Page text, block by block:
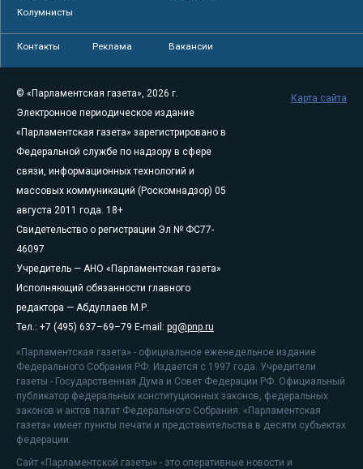
Колумнисты
Контакты Реклама Вакансии
© «Парламентская газета», 2026 г.
Электронное периодическое издание
«Парламентская газета» зарегистрировано в
Федеральной службе по надзору в сфере
связи, информационных технологий и
массовых коммуникаций (Роскомнадзор) 05
августа 2011 года. 18+
Свидетельство о регистрации Эл № ФС77-
46097
Учредитель — АНО «Парламентская газета»
Исполняющий обязанности главного
редактора — Абдуллаев М.Р.
Тел.: +7 (495) 637–69–79 E-mail: pg@pnp.ru
«Парламентская газета» - официальное еженедельное издание
Федерального Собрания РФ. Издается с 1997 года. Учредители
газеты - Государственная Дума и Совет Федерации РФ. Официальный
публикатор федеральных конституционных законов, федеральных
законов и актов палат Федерального Собрания. «Парламентская
газета» имеет пункты печати и представительства в десяти субъектах
федерации.
Сайт «Парламентской газеты» - это оперативные новости и
Карта сайта